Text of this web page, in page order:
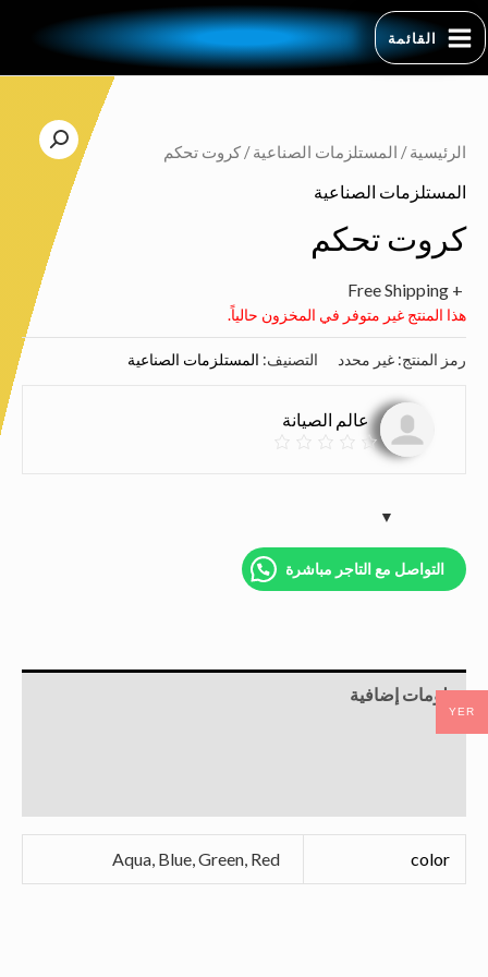
القائمة
الرئيسية/ المستلزمات الصناعية/ كروت تحكم
المستلزمات الصناعية
كروت تحكم
+ Free Shipping
هذا المنتج غير متوفر في المخزون حالياً.
رمز المنتج: غير محدد التصنيف: المستلزمات الصناعية
عالم الصيانة
التواصل مع التاجر مباشرة
معلومات إضافية
color
Aqua, Blue, Green, Red
YER